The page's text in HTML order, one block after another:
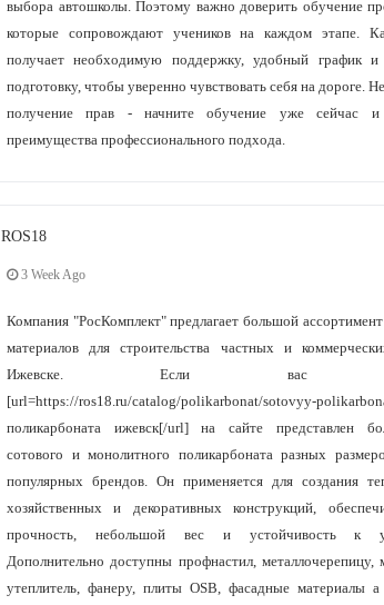
выбора автошколы. Поэтому важно доверить обучение
которые сопровождают учеников на каждом этапе.
получает необходимую поддержку, удобный график и
подготовку, чтобы уверенно чувствовать себя на дороге.
получение прав - начните обучение уже сейчас и
преимущества профессионального подхода.
ROS18
3 Week Ago
Компания "РосКомплект" предлагает большой
материалов для строительства частных и
Ижевске. Если вас
[url=https://ros18.ru/catalog/polikarbonat/sotovyy-
поликарбоната ижевск[/url] на сайте представлен
сотового и монолитного поликарбоната разных
популярных брендов. Он применяется для создания
хозяйственных и декоративных конструкций,
прочность, небольшой вес и устойчивость к
Дополнительно доступны профнастил, металлочерепицу,
утеплитель, фанеру, плиты OSB, фасадные материалы